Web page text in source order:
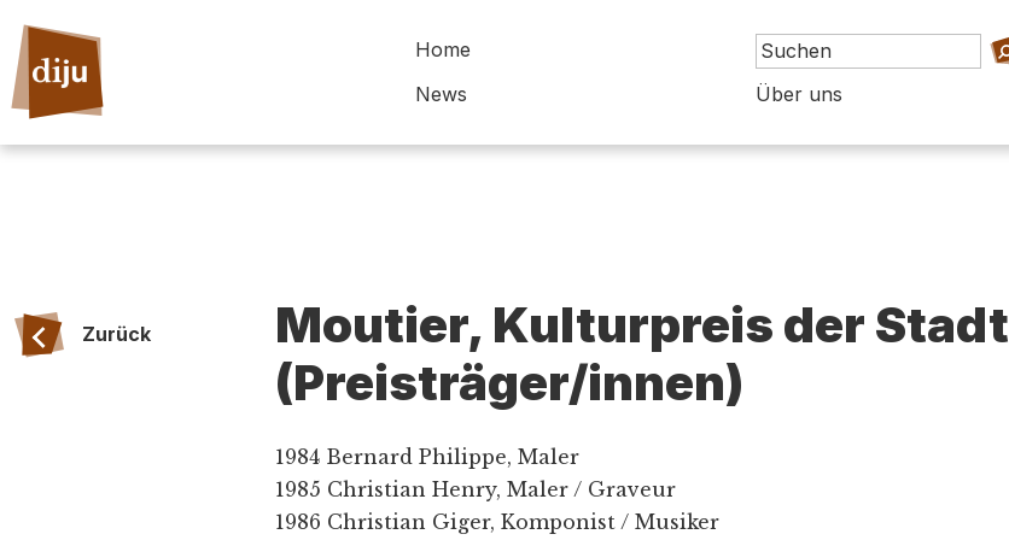
Home
News
Über uns
Zurück
Moutier, Kulturpreis der Stadt
(Preisträger/innen)
1984 Bernard Philippe, Maler
1985 Christian Henry, Maler / Graveur
1986 Christian Giger, Komponist / Musiker